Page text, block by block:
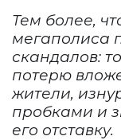
Тем более,
мегаполиса
скандалов: то
потерю
жители,
пробками и
его отставку.